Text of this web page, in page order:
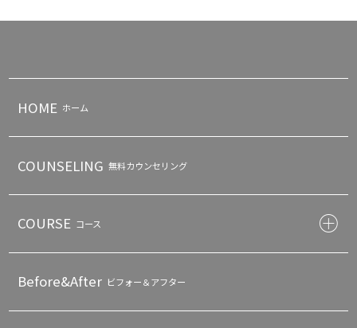
HOME ホーム
COUNSELING 無料カウンセリング
COURSE コース
Before&After ビフォー＆アフター